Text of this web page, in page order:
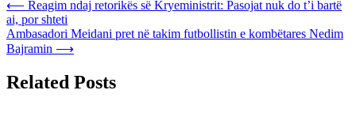
Post
navigation
⟵ Reagim ndaj retorikës së Kryeministrit: Pasojat nuk do t’i bartë
ai, por shteti
Ambasadori Meidani pret në takim futbollistin e kombëtares Nedim
Bajramin ⟶
Related Posts